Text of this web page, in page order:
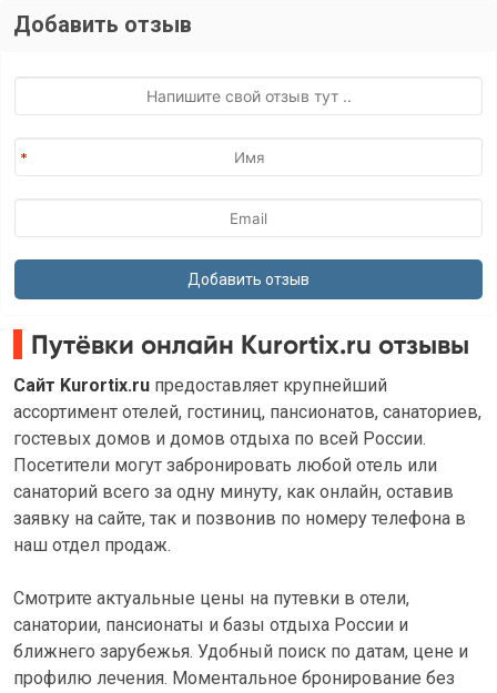
Добавить отзыв
Путёвки онлайн Kurortix.ru отзывы
Сайт Kurortix.ru предоставляет крупнейший
ассортимент отелей, гостиниц, пансионатов, санаториев,
гостевых домов и домов отдыха по всей России.
Посетители могут забронировать любой отель или
санаторий всего за одну минуту, как онлайн, оставив
заявку на сайте, так и позвонив по номеру телефона в
наш отдел продаж.
Смотрите актуальные цены на путевки в отели,
санатории, пансионаты и базы отдыха России и
ближнего зарубежья. Удобный поиск по датам, цене и
профилю лечения. Моментальное бронирование без